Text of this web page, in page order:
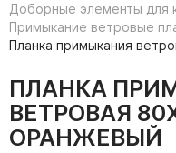
Доборные элементы для
Примыкание ветровые
Планка примыкания
ПЛАНКА
ВЕТРОВАЯ
ОРАНЖЕВЫЙ